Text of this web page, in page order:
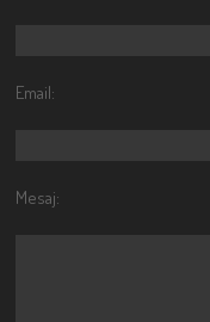
Email:
Mesaj: